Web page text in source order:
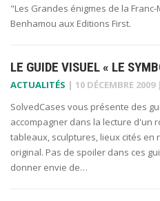
"Les Grandes énigmes de la
Benhamou aux Editions First.
LE GUIDE VISUEL « LE
ACTUALITÉS | 10 DÉCEMBRE 2009 |
SolvedCases vous présente des
accompagner dans la lecture d'un
tableaux, sculptures, lieux cités en
original. Pas de spoiler dans ces
donner envie de…